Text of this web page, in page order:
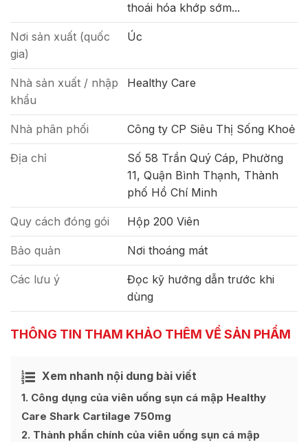
thoái hóa khớp sớm...
Nơi sản xuất (quốc
gia)
Úc
Nhà sản xuất / nhập
khẩu
Healthy Care
Nhà phân phối Công ty CP Siêu Thị Sống Khoẻ
Địa chỉ
Số 58 Trần Quý Cáp, Phường
11, Quận Bình Thạnh, Thành
phố Hồ Chí Minh
Quy cách đóng gói Hộp 200 Viên
Bảo quản Nơi thoáng mát
Các lưu ý
Đọc kỹ hướng dẫn trước khi
dùng
THÔNG TIN THAM KHẢO THÊM VỀ SẢN PHẨM
Xem nhanh nội dung bài viết
Ẩn
1 Công dụng của viên uống sụn cá mập Healthy
Care Shark Cartilage 750mg
2 Thành phần chính của viên uống sụn cá mập